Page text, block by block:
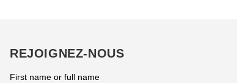
REJOIGNEZ-NOUS
First name or full name